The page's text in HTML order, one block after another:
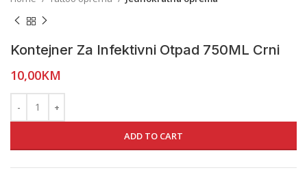
Kontejner Za Infektivni Otpad 750ML Crni
10,00KM
ADD TO CART